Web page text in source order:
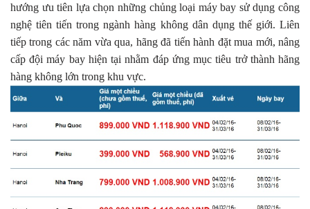
hướng ưu tiên lựa chọn những chủng loại máy bay sử dụng công
nghệ tiên tiến trong ngành hàng không dân dụng thế giới. Liên
tiếp trong các năm vừa qua, hãng đã tiến hành đặt mua mới, nâng
cấp đội máy bay hiện tại nhằm đáp ứng mục tiêu trở thành hãng
hàng không lớn trong khu vực.